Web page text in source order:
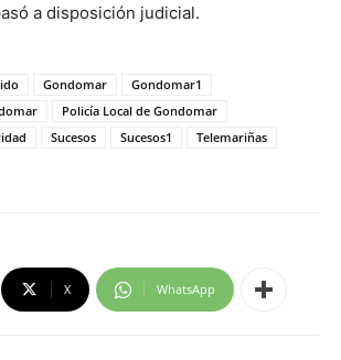
a disposición judicial.
Gondomar
Gondomar1
Policía Local de Gondomar
Sucesos Sucesos1
Telemariñas
X WhatsApp